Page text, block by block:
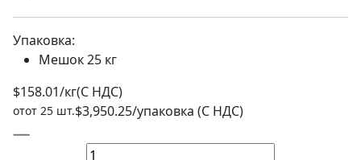
Упаковка:
Мешок 25 кг
$158.01/кг(C НДС)
отот 25 шт.$3,950.25/упаковка (С НДС)